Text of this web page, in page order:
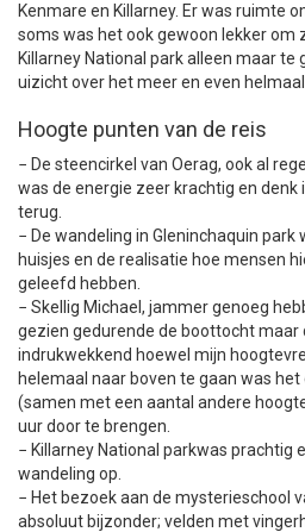
Kenmare en Killarney. Er was ruimte
soms was het ook gewoon lekker om
Killarney National park alleen maar
uizicht over het meer en even
Hoogte punten van de reis
− De steencirkel van Oerag, ook al
was de energie zeer krachtig en denk
terug.
− De wandeling in Gleninchaquin
huisjes en de realisatie hoe mensen
geleefd hebben.
− Skellig Michael, jammer genoeg
gezien gedurende de boottocht maar
indrukwekkend hoewel mijn
helemaal naar boven te gaan was
(samen met een aantal andere
uur door te brengen.
− Killarney National parkwas prachtig
wandeling op.
− Het bezoek aan de mysterieschool
absoluut bijzonder; velden met